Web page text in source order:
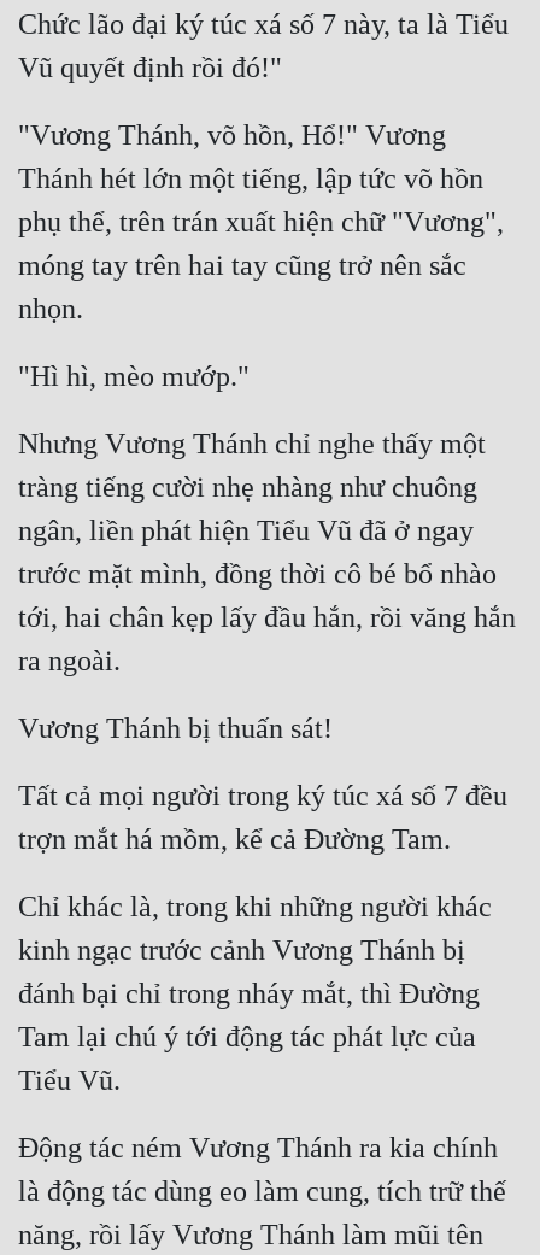
Chức lão đại ký túc xá số 7 này, ta là Tiểu
"Vương Thánh, võ hồn, Hổ!" Vương
Thánh hét lớn một tiếng, lập tức võ hồn
phụ thể, trên trán xuất hiện chữ "Vương",
móng tay trên hai tay cũng trở nên sắc
Nhưng Vương Thánh chỉ nghe thấy một
tràng tiếng cười nhẹ nhàng như chuông
ngân, liền phát hiện Tiểu Vũ đã ở ngay
trước mặt mình, đồng thời cô bé bổ nhào
tới, hai chân kẹp lấy đầu hắn, rồi văng hắn
Tất cả mọi người trong ký túc xá số 7 đều
Chỉ khác là, trong khi những người khác
kinh ngạc trước cảnh Vương Thánh bị
đánh bại chỉ trong nháy mắt, thì Đường
Tam lại chú ý tới động tác phát lực của
Động tác ném Vương Thánh ra kia chính
là động tác dùng eo làm cung, tích trữ thế
năng, rồi lấy Vương Thánh làm mũi tên